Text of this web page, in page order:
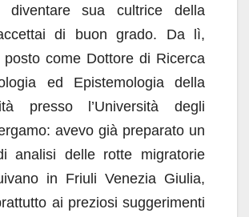
diventare sua cultrice della
di buon grado. Da lì,
come Dottore di Ricerca
ed Epistemologia della
presso l’Università degli
avevo già preparato un
analisi delle rotte migratorie
in Friuli Venezia Giulia,
ai preziosi suggerimenti